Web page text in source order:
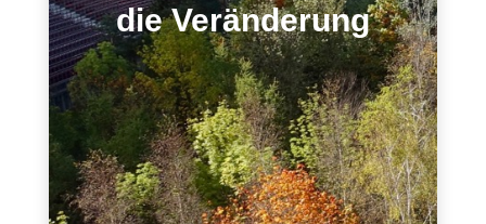
die Veränderung